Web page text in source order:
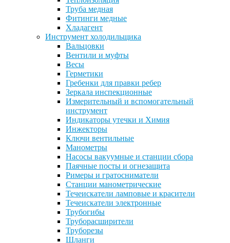
Труба медная
Фитинги медные
Хладагент
Инструмент холодильщика
Вальцовки
Вентили и муфты
Весы
Герметики
Гребенки для правки ребер
Зеркала инспекционные
Измерительный и вспомогательный
инструмент
Индикаторы утечки и Химия
Инжекторы
Ключи вентильные
Манометры
Насосы вакуумные и станции сбора
Паячные посты и огнезащита
Римеры и гратосниматели
Станции манометрические
Течеискатели ламповые и красители
Течеискатели электронные
Трубогибы
Труборасширители
Труборезы
Шланги